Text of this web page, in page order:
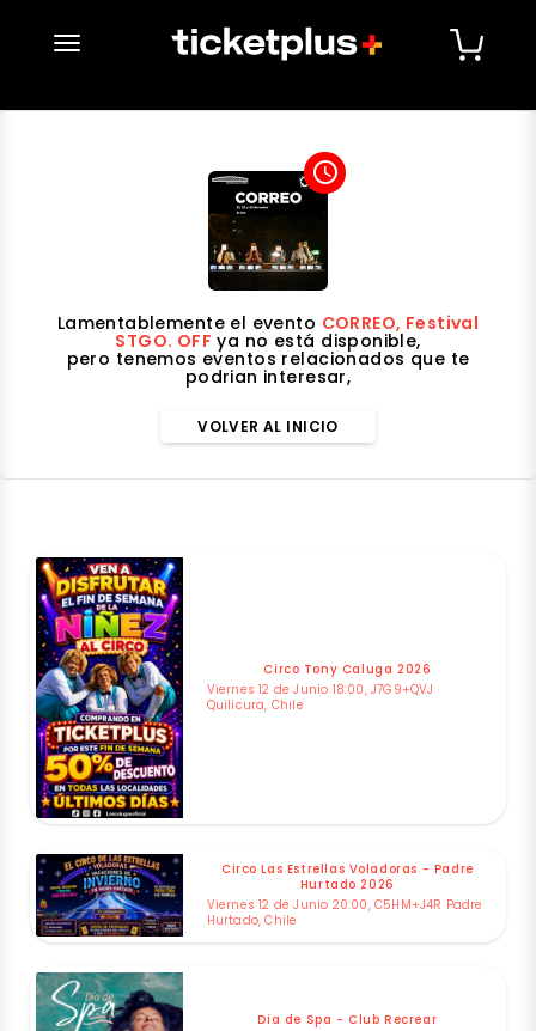
desplegar navegación
access_time
Lamentablemente el evento CORREO, Festival
STGO. OFF ya no está disponible,
pero tenemos eventos relacionados que te
podrian interesar,
VOLVER AL INICIO
Circo Tony Caluga 2026
Viernes 12 de Junio 18:00, J7G9+QVJ
Quilicura, Chile
Circo Las Estrellas Voladoras - Padre
Hurtado 2026
Viernes 12 de Junio 20:00, C5HM+J4R Padre
Hurtado, Chile
Dia de Spa - Club Recrear